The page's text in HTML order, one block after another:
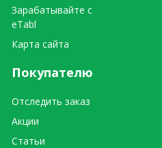
Зарабатывайте с
eTabl
Карта сайта
Покупателю
Отследить заказ
Акции
Статьи